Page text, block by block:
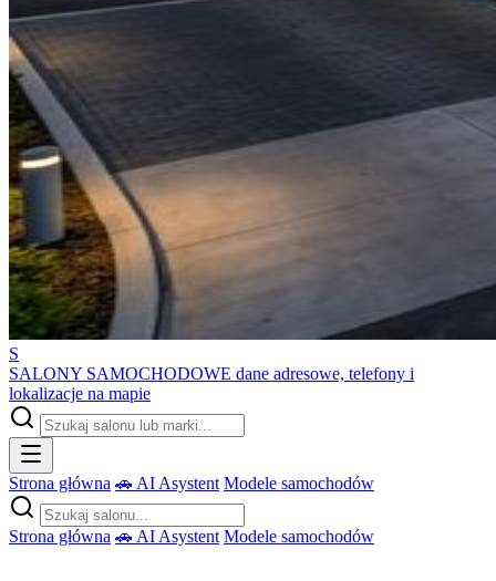
S
SALONY SAMOCHODOWE dane adresowe, telefony i
lokalizacje na mapie
Strona główna 🚗 AI Asystent Modele samochodów
Strona główna 🚗 AI Asystent Modele samochodów